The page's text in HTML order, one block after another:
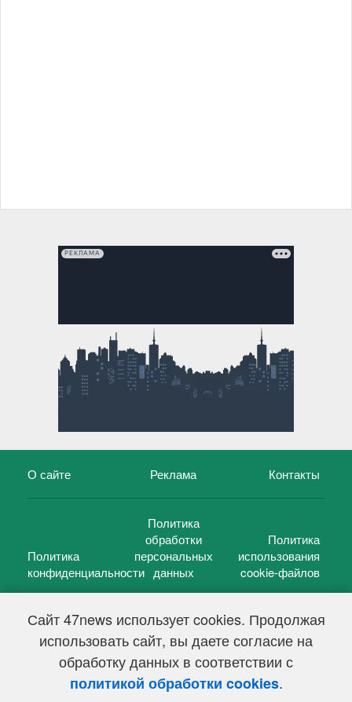
Сайт 47news использует cookies. Продолжая
использовать сайт, вы даете согласие на
обработку данных в соответствии с
политикой обработки cookies.
РЕКЛАМА
О сайте Реклама Контакты
Политика
конфиденциальности
Политика
обработки
персональных
данных
Политика
использования
cookie-файлов
47 новостей (47 news)2005 — 2026 г.
Свидетельство о регистрации СМИ Эл № ФС 77-39848, выдано
Федеральной службой по надзору в сфере связи,
информационных технологий и массовых коммуникаций